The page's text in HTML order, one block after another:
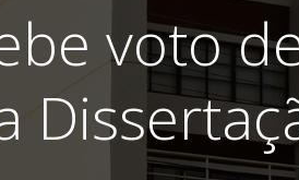
voto